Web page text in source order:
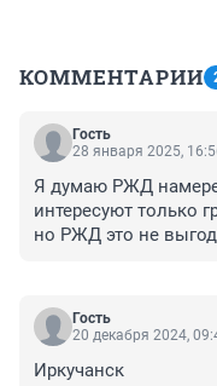
КОММЕНТАРИИ
Гость
28 января 2025,
Я думаю РЖД
интересуют только
но РЖД это не
Гость
20 декабря 2024,
Иркучанск